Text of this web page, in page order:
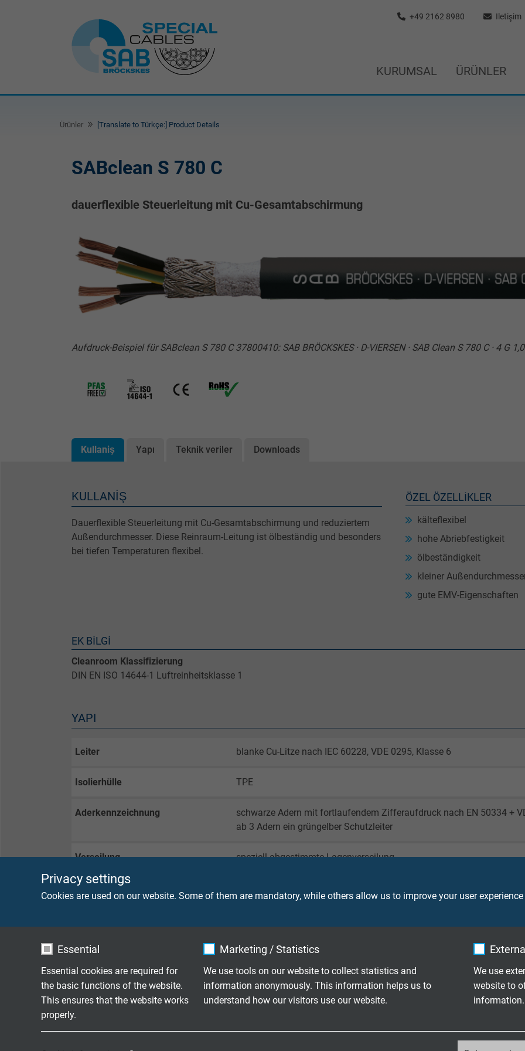
Privacy settings
Cookies are used on our website. Some of them are mandatory, while others allow us to improve your user
Essential
Essential cookies are required for
the basic functions of the website.
This ensures that the website works
properly.
Marketing / Statistics
We use tools on our website to collect statistics and
information anonymously. This information helps us to
understand how our visitors use our website.
We use
website to
information.
+49 2162 8980 Iletişim
KURUMSAL ÜRÜNLER
Ürünler [Translate to Türkçe:] Product Details
SABclean S 780 C
dauerflexible Steuerleitung mit Cu-Gesamtabschirmung
Aufdruck-Beispiel für SABclean S 780 C 37800410: SAB BRÖCKSKES · D-VIERSEN · SAB Clean S 780 C · 4 G
Kullaniş Yapı Teknik veriler Downloads
KULLANIŞ
Dauerflexible Steuerleitung mit Cu-Gesamtabschirmung und reduziertem
Außendurchmesser. Diese Reinraum-Leitung ist ölbeständig und besonders
bei tiefen Temperaturen flexibel.
ÖZEL ÖZELLIKLER
kälteflexibel
hohe Abriebfestigkeit
ölbeständigkeit
kleiner
gute EMV-Eigenschaften
EK BILGI
Cleanroom Klassifizierung
DIN EN ISO 14644-1 Luftreinheitsklasse 1
YAPI
Leiter blanke Cu-Litze nach IEC 60228, VDE 0295, Klasse 6
Isolierhülle TPE
Aderkennzeichnung
schwarze Adern mit fortlaufendem Zifferaufdruck nach EN 50334 +
ab 3 Adern ein grüngelber Schutzleiter
Verseilung speziell abgestimmte Lagenverseilung
Bewicklung
Bewicklung Vlies
Abschirmung Geflecht aus verzinnten Cu-Runddrähten